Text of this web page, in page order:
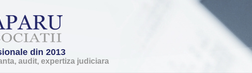
din 2013
audit, expertiza judiciara